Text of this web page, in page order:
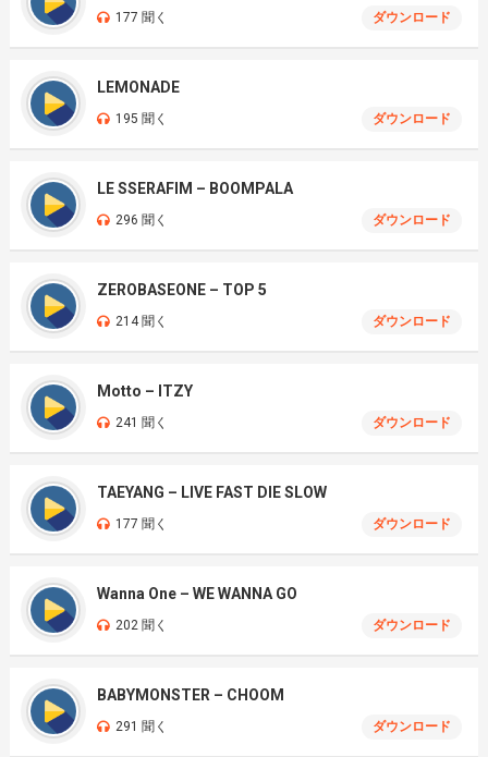
177 聞く ダウンロード
LEMONADE
195 聞く ダウンロード
LE SSERAFIM – BOOMPALA
296 聞く ダウンロード
ZEROBASEONE – TOP 5
214 聞く ダウンロード
Motto – ITZY
241 聞く ダウンロード
TAEYANG – LIVE FAST DIE SLOW
177 聞く ダウンロード
Wanna One – WE WANNA GO
202 聞く ダウンロード
BABYMONSTER – CHOOM
291 聞く ダウンロード